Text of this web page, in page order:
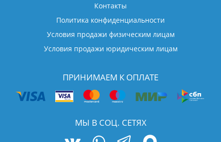
Контакты
Политика конфиденциальности
Условия продажи физическим лицам
Условия продажи юридическим лицам
ПРИНИМАЕМ К ОПЛАТЕ
МЫ В СОЦ. СЕТЯХ